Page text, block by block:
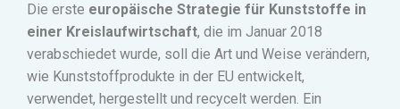
Die erste europäische Strategie für Kunststoffe in
einer Kreislaufwirtschaft, die im Januar 2018
verabschiedet wurde, soll die Art und Weise verändern,
wie Kunststoffprodukte in der EU entwickelt,
verwendet, hergestellt und recycelt werden. Ein